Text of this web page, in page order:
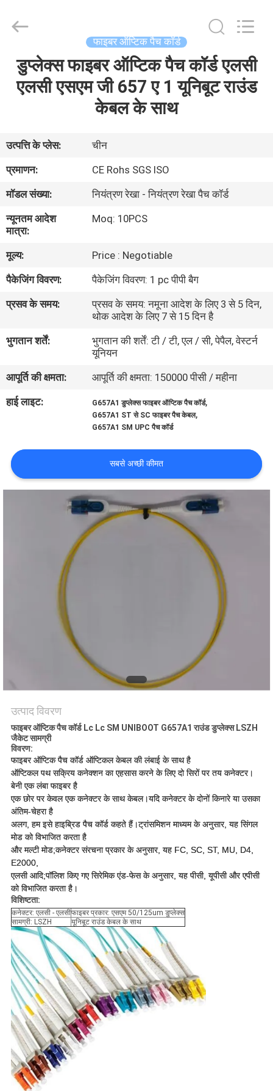
घर
हमारे
बारे
में
कारखाना
भ्रमण
गुणवत्ता
नियंत्रण
संपर्क
करें
समाचार
मामलों
Copyright
fibers-
optics.com.
Rights
Reserved.
फाइबर ऑप्टिक पैच कॉर्ड
डुप्लेक्स फाइबर ऑप्टिक पैच कॉर्ड एलसी
एलसी एसएम जी 657 ए 1 यूनिबूट राउंड
केबल के साथ
उत्पत्ति के प्लेस:
चीन
प्रमाणन:
CE Rohs SGS ISO
मॉडल संख्या:
नियंत्रण रेखा - नियंत्रण रेखा पैच कॉर्ड
न्यूनतम आदेश
मात्रा:
Moq: 10PCS
मूल्य:
Price : Negotiable
पैकेजिंग विवरण:
पैकेजिंग विवरण: 1 pc पीपी बैग
प्रसव के समय:
प्रसव के समय: नमूना आदेश के लिए 3 से 5 दिन,
थोक आदेश के लिए 7 से 15 दिन है
भुगतान शर्तें:
भुगतान की शर्तें: टी / टी, एल / सी, पेपैल, वेस्टर्न
यूनियन
आपूर्ति की क्षमता:
आपूर्ति की क्षमता: 150000 पीसी / महीना
हाई लाइट:
G657A1 डुप्लेक्स फाइबर ऑप्टिक पैच कॉर्ड,
G657A1 ST से SC फाइबर पैच केबल,
G657A1 SM UPC पैच कॉर्ड
सबसे अच्छी कीमत
उत्पाद विवरण
फाइबर ऑप्टिक पैच कॉर्ड Lc Lc SM UNIBOOT G657A1 राउंड डुप्लेक्स LSZH
जैकेट सामग्री
विवरण:
फाइबर ऑप्टिक पैच कॉर्ड ऑप्टिकल केबल की लंबाई के साथ है
ऑप्टिकल पथ सक्रिय कनेक्शन का एहसास करने के लिए दो सिरों पर तय कनेक्टर।
बेनी एक लंबा फाइबर है
एक छोर पर केवल एक कनेक्टर के साथ केबल।यदि कनेक्टर के दोनों किनारे या उसका
अंतिम-चेहरा है
अलग, हम इसे हाइब्रिड पैच कॉर्ड कहते हैं।ट्रांसमिशन माध्यम के अनुसार, यह सिंगल
मोड को विभाजित करता है
और मल्टी मोड;कनेक्टर संरचना प्रकार के अनुसार, यह FC, SC, ST, MU, D4,
E2000,
एलसी आदि;पॉलिश किए गए सिरेमिक एंड-फेस के अनुसार, यह पीसी, यूपीसी और एपीसी
को विभाजित करता है।
विशिष्टता:
कनेक्टर: एलसी - एलसीफाइबर प्रकार: एसएम 50/125um डुप्लेक्स
सामग्री: LSZH
यूनिबूट राउंड केबल के साथ